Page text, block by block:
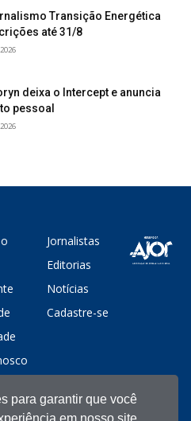
Transição Energética
até 31/8
deixa o Intercept e anuncia
pessoal
Jornalistas
Editorias
Notícias
Cadastre-se
para garantir que você
em nosso site.